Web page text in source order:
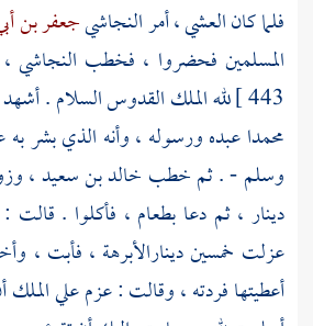
فلما كان العشي ، أمرالنجاشيجعفر بن
المسلمين فحضروا ، فخطب النجاشي
443 ] لله الملك القدوس السلام . أشهد
محمداعبده ورسوله ، وأنه الذي بشر به
وسلم - . ثم خطب خالد بن سعيد،
دينار ، ثم دعا بطعام ، فأكلوا . قالت
عزلت خمسين دينارالأبرهة ، فأبت ،
أعطيتها فردته ، وقالت : عزم علي الملك